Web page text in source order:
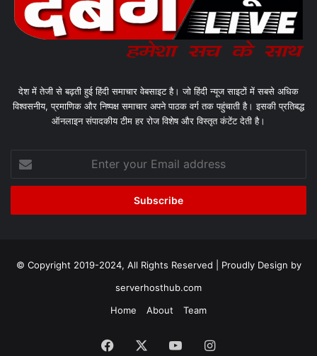
देश में तेजी से बढ़ती हुई हिंदी समाचार वेबसाइट है। जो हिंदी न्यूज साइटों में सबसे अधिक
विश्वसनीय, प्रमाणिक और निष्पक्ष समाचार अपने पाठक वर्ग तक पहुंचाती है। इसकी प्रतिबद्ध
ऑनलाइन संपादकीय टीम हर रोज विशेष और विस्तृत कंटेंट देती है।
your
Email
© Copyright 2019-2024, All Rights Reserved | Proudly Design by
serverhosthub.com
Home
About Team
Facebook YouTubeInstagram